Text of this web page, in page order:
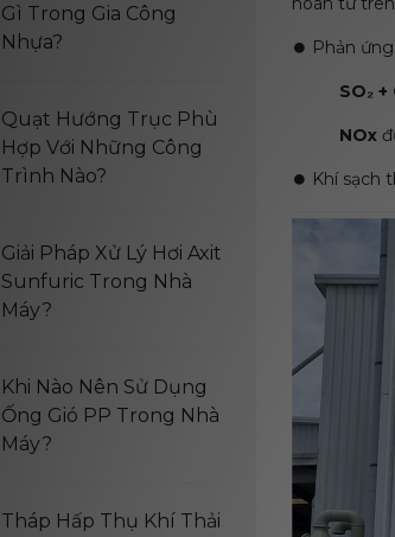
⏺️ Phản ứng
SO₂
NOx
⏺️ Khí sạch
Gì Trong Gia Công
Nhựa?
Quạt Hướng Trục Phù
Hợp Với Những Công
Trình Nào?
Giải Pháp Xử Lý Hơi Axit
Sunfuric Trong Nhà
Máy?
Khi Nào Nên Sử Dụng
Ống Gió PP Trong Nhà
Máy?
Tháp Hấp Thụ Khí Thải